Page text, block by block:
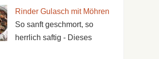
Rinder Gulasch mit Möhren
So sanft geschmort, so
herrlich saftig - Dieses